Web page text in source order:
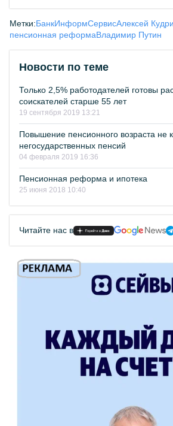
Метки:БанкИнформСервисАлексей
пенсионная реформаВладимир Путин
Новости по теме
Только 2,5% работодателей готовы
соискателей старше 55 лет
19 сентября 2019 13:21
Повышение пенсионного возраста не
негосударственных пенсий
04 февраля 2019 16:36
Пенсионная реформа и ипотека
25 июня 2018 10:40
Читайте нас в